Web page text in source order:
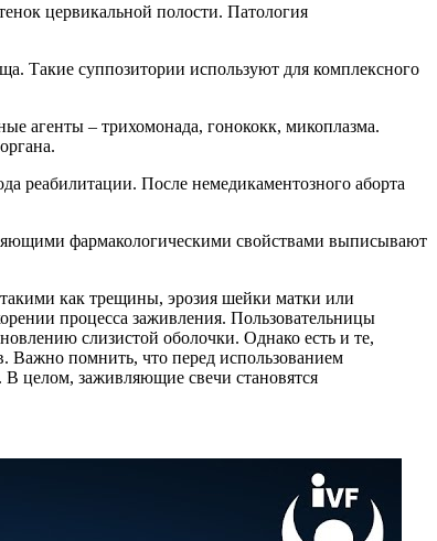
цервикальной полости. Патология
Такие суппозитории используют для комплексного
агенты – трихомонада, гонококк, микоплазма.
реабилитации. После немедикаментозного аборта
фармакологическими свойствами выписывают
как трещины, эрозия шейки матки или
процесса заживления. Пользовательницы
слизистой оболочки. Однако есть и те,
Важно помнить, что перед использованием
В целом, заживляющие свечи становятся